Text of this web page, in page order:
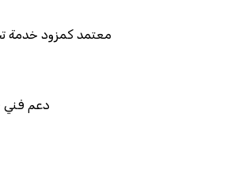
معتمد كمزود خدمة تخطيط موارد المؤسسات
دعم فني في استيراد بيانات